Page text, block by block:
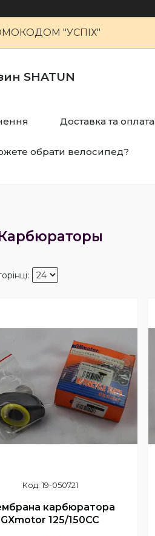
"УСПІХ"
SHATUN
Доставка та оплата
обрати велосипед?
19-050721
карбюратора
GXmotor 125/150CC